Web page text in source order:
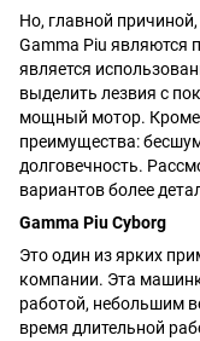
Но, главной
Gamma Piu являются
является
выделить лезвия с
мощный мотор. Кроме
преимущества:
долговечность.
вариантов более
Gamma Piu Cyborg
Это один из ярких
компании. Эта
работой, небольшим
время длительной